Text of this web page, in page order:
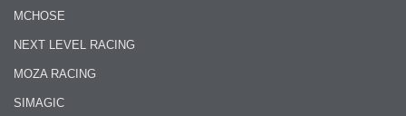
MCHOSE
NEXT LEVEL RACING
MOZA RACING
SIMAGIC